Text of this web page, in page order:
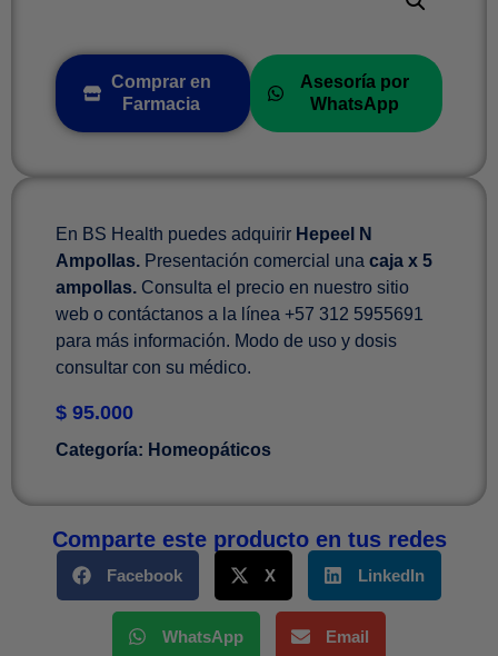
Comprar en
Farmacia
Asesoría por
WhatsApp
En BS Health puedes adquirir Hepeel N
Ampollas. Presentación comercial una caja x 5
ampollas. Consulta el precio en nuestro sitio
web o contáctanos a la línea +57 312 5955691
para más información. Modo de uso y dosis
consultar con su médico.
$ 95.000
Categoría: Homeopáticos
Comparte este producto en tus redes
Facebook X LinkedIn
WhatsApp Email